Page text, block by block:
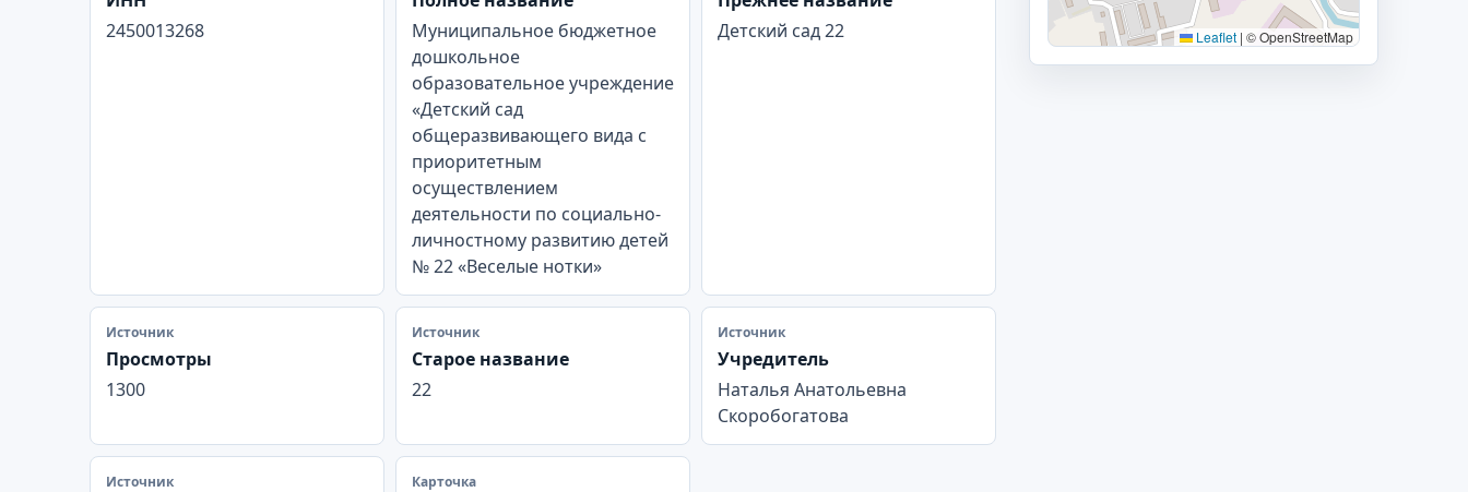
2450013268
Муниципальное бюджетное
дошкольное
образовательное учреждение
«Детский сад
общеразвивающего вида с
приоритетным
осуществлением
деятельности по социально-
личностному развитию детей
№ 22 «Веселые нотки»
Детский сад 22
Источник
Просмотры
1300
Источник
Старое название
22
Источник
Учредитель
Наталья Анатольевна
Скоробогатова
Источник Карточка
Leaflet | © OpenStreetMap